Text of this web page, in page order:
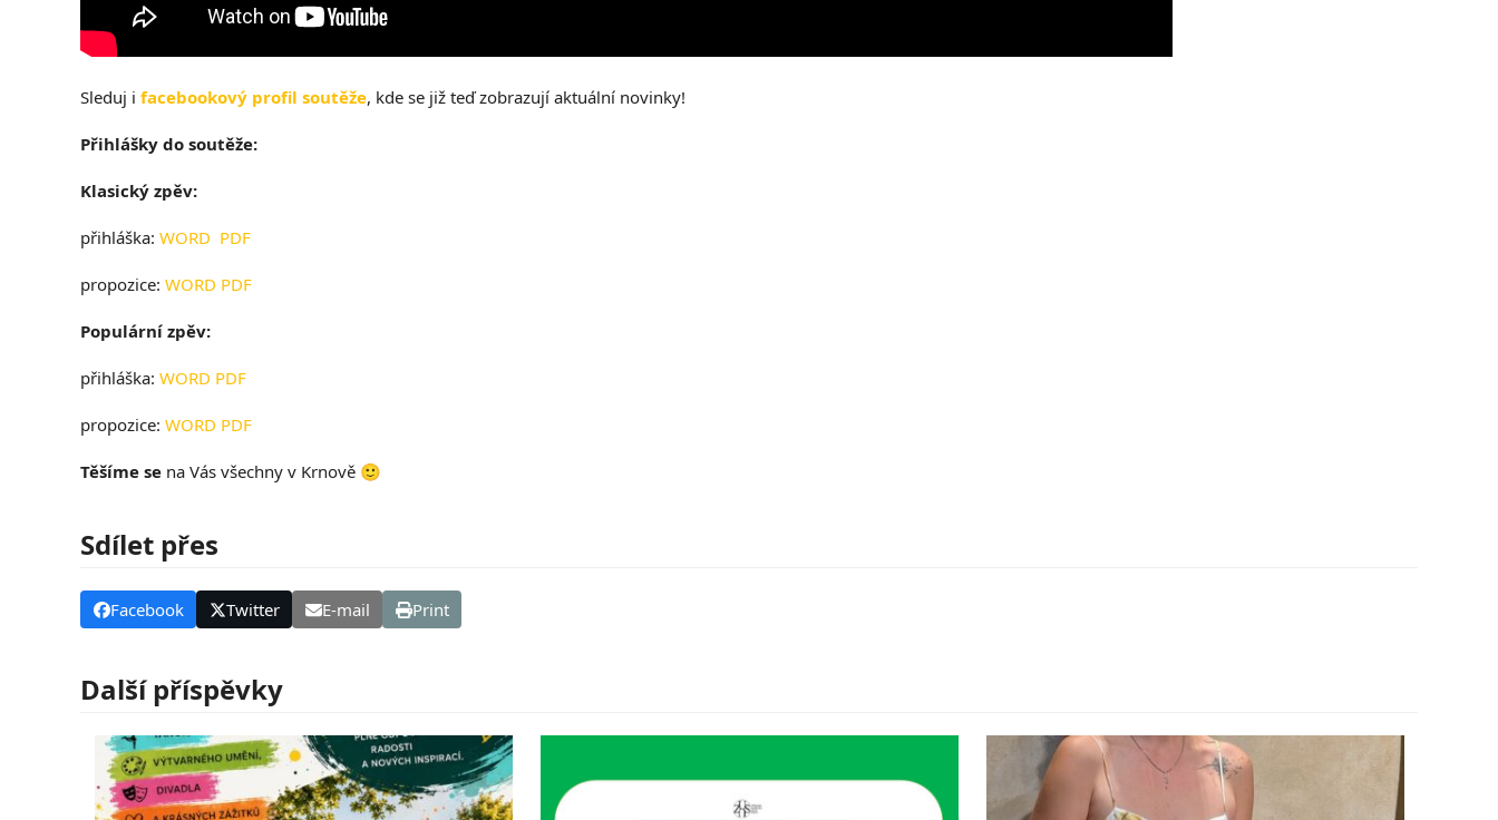
Sleduj i facebookový profil soutěže, kde se již teď zobrazují aktuální novinky!
Přihlášky do soutěže:
Klasický zpěv:
přihláška: WORD PDF
propozice: WORD PDF
Populární zpěv:
přihláška: WORD PDF
propozice: WORD PDF
Těšíme se na Vás všechny v Krnově 🙂
Sdílet přes
Facebook Twitter E-mail Print
Další příspěvky